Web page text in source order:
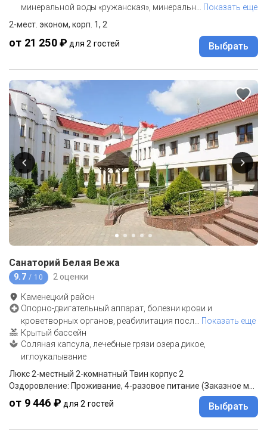
минеральной воды «ружанская», минеральн
Показать еще
2-мест. эконом, корп. 1, 2
от 21 250 ₽ для 2 гостей Выбрать
Санаторий Белая Вежа
9.7 / 10 2 оценки
Каменецкий район
Опорно-двигательный аппарат, болезни крови и
кроветворных органов, реабилитация посл
Показать еще
Крытый бассейн
Соляная капсула, лечебные грязи озера дикое,
иглоукалывание
Люкс 2-местный 2-комнатный Твин корпус 2
от 9 446 ₽ для 2 гостей Выбрать